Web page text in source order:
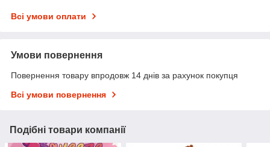
Всі умови оплати
Умови повернення
Повернення товару впродовж 14 днів за рахунок покупця
Всі умови повернення
Подібні товари компанії